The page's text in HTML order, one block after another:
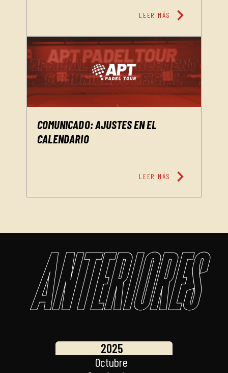
LEER MÁS chevron_right
COMUNICADO: AJUSTES EN EL
CALENDARIO
LEER MÁS chevron_right
Anteriores
2025
Octubre